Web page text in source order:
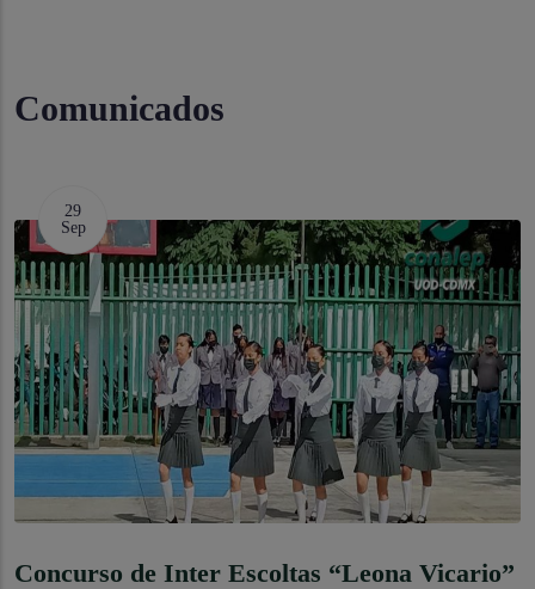
Comunicados
29
Sep
Concurso de Inter Escoltas “Leona Vicario”